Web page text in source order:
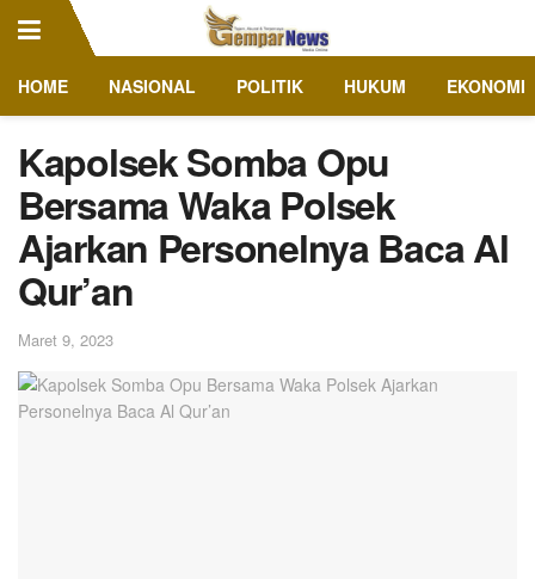
HOME NASIONAL POLITIK HUKUM EKONOMI
Kapolsek Somba Opu
Bersama Waka Polsek
Ajarkan Personelnya Baca Al
Qur’an
Maret 9, 2023